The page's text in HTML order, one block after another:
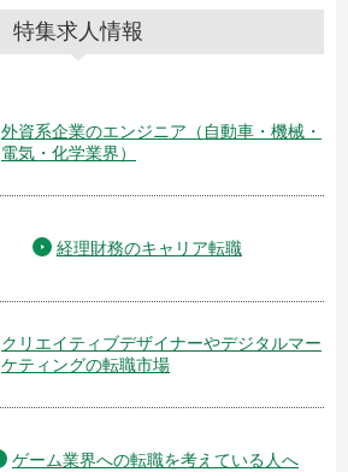
特集求人情報
外資系企業のエンジニア（自動車・機械・
電気・化学業界）
経理財務のキャリア転職
クリエイティブデザイナーやデジタルマー
ケティングの転職市場
ゲーム業界への転職を考えている人へ